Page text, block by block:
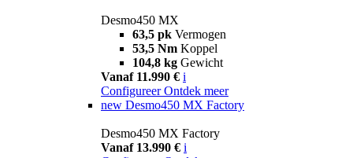
Desmo450 MX
63,5 pk Vermogen
53,5 Nm Koppel
104,8 kg Gewicht
Vanaf 11.990 € i
Configureer Ontdek meer
new Desmo450 MX Factory
Desmo450 MX Factory
Vanaf 13.990 € i